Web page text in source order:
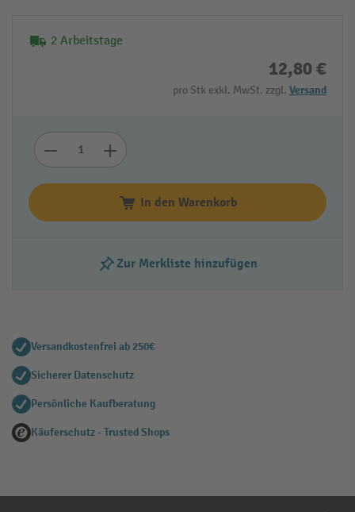
2 Arbeitstage
12,80 €
pro Stk exkl. MwSt. zzgl. Versand
In den Warenkorb
Zur Merkliste hinzufügen
Versandkostenfrei ab 250€
Sicherer Datenschutz
Persönliche Kaufberatung
Käuferschutz - Trusted Shops